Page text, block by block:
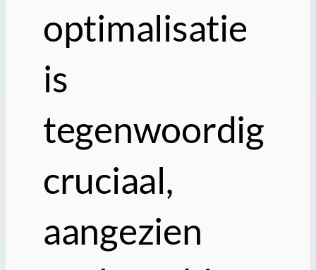
optimalisatie
is
tegenwoordig
cruciaal,
aangezien